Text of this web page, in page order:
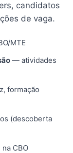
candidatos
de vaga.
MTE
— atividades
formação
(descoberta
CBO